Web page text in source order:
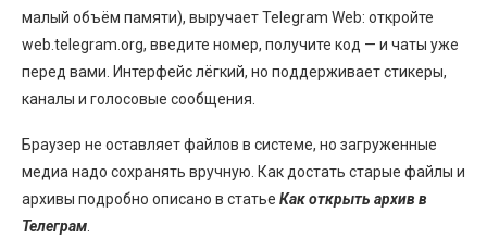
малый объём памяти), выручает Telegram Web: откройте
web.telegram.org, введите номер, получите код — и чаты уже
перед вами. Интерфейс лёгкий, но поддерживает стикеры,
каналы и голосовые сообщения.
Браузер не оставляет файлов в системе, но загруженные
медиа надо сохранять вручную. Как достать старые файлы и
архивы подробно описано в статье Как открыть архив в
Телеграм